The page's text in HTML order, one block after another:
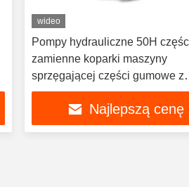
wideo
Pompy hydrauliczne 50H
zamienne koparki maszyny
sprzęgającej części gumowe z
aluminium
Najlepszą cenę